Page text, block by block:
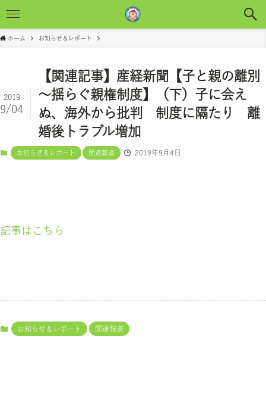
ホーム お知らせ＆レポート
【関連記事】産経新聞【子と親の離別
～揺らぐ親権制度】（下）子に会え
ぬ、海外から批判 制度に隔たり 離
婚後トラブル増加
2019
9/04
お知らせ＆レポート 関連報道 2019年9月4日
記事はこちら
お知らせ＆レポート 関連報道